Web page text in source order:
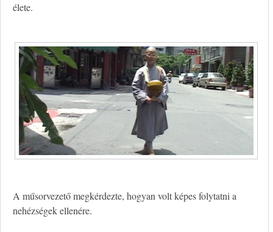
élete.
A műsorvezető megkérdezte, hogyan volt képes folytatni a
nehézségek ellenére.